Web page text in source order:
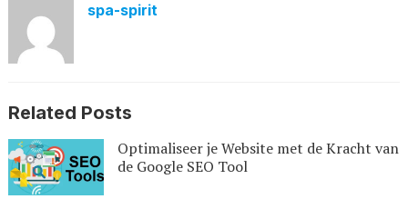
spa-spirit
Related Posts
Optimaliseer je Website met de Kracht van
de Google SEO Tool